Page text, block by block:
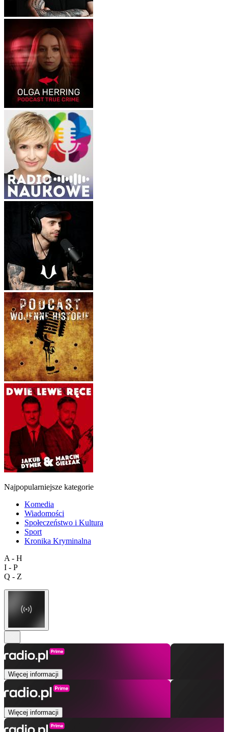
Najpopularniejsze kategorie
Komedia
Wiadomości
Społeczeństwo i Kultura
Sport
Kronika Kryminalna
A - H
I - P
Q - Z
Więcej informacji
Więcej informacji